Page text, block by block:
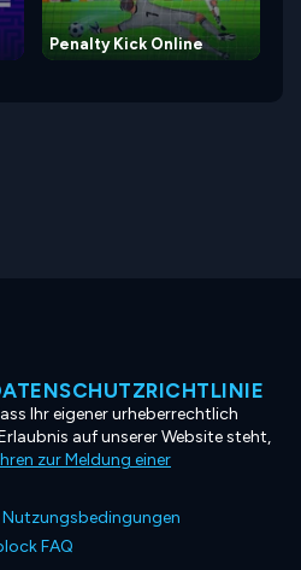
Penalty Kick Online
Ihr eigener urheberrechtlich
auf unserer Website steht,
zur Meldung einer
Nutzungsbedingungen
FAQ